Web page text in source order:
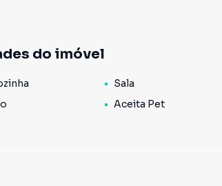
ótima localização, próxima a diversas
prontas proporcionam a possibilidade de
uma renda extra. Essa versatilidade torna o
do imóvel
Sala
Aceita Pet